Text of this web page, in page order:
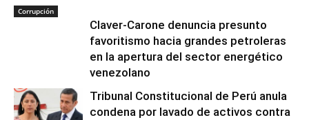
Corrupción
Claver-Carone denuncia presunto
favoritismo hacia grandes petroleras
en la apertura del sector energético
venezolano
Tribunal Constitucional de Perú anula
condena por lavado de activos contra